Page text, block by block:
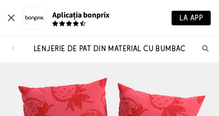
Aplicația bonprix LA APP
LENJERIE DE PAT DIN MATERIAL CU BUMBAC